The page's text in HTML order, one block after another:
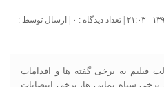
۰
| ارسال توسط :
قبلیم به برخی گفته ها و اقدامات
برخی سیاه نمایی ها، برخی انتصابات